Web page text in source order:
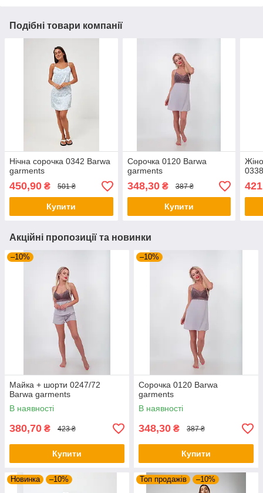
Подібні товари компанії
Нічна сорочка 0342 Barwa
garments
450,90 ₴ 501 ₴
Купити
Сорочка 0120 Barwa
garments
348,30₴ 387 ₴
Купити
Акційні пропозиції та новинки
–10%
Майка + шорти 0247/72
Barwa garments
В наявності
380,70 ₴ 423 ₴
Купити
–10%
Сорочка 0120 Barwa
garments
В наявності
348,30 ₴ 387 ₴
Купити
Новинка –10% Топ продажів –10%